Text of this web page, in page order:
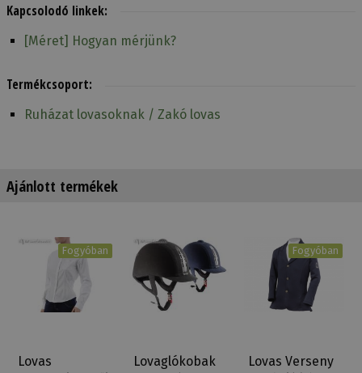
Kapcsolodó linkek:
[Méret] Hogyan mérjünk?
Termékcsoport:
Ruházat lovasoknak / Zakó lovas
Ajánlott termékek
Fogyóban
Lovas
Lovaglókobak
Fogyóban
Lovas Verseny